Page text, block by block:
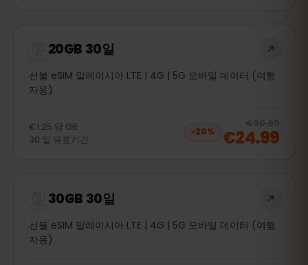
20GB 30일
선불 eSIM 말레이시아 LTE | 4G | 5G 모바일 데이터 (여행
자용)
€1.25 당 GB
30 일 유효기간
−20%
€30.99
€24.99
30GB 30일
선불 eSIM 말레이시아 LTE | 4G | 5G 모바일 데이터 (여행
자용)